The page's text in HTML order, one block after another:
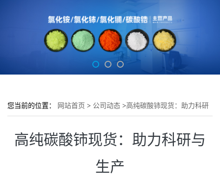
您当前的位置： 网站首页 > 公司动态 >高纯碳酸铈现货：助力科研
高纯碳酸铈现货：助力科研与
生产